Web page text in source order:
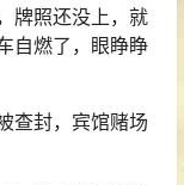
牌照还没上，就
自燃了，眼睁睁
查封，宾馆赌场